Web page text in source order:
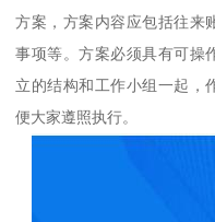
方案，方案内容应包括往来
事项等。方案必须具有可操
立的结构和工作小组一起，
便大家遵照执行。